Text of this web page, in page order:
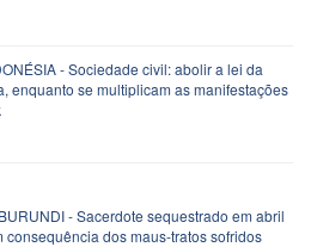
- Sociedade civil: abolir a lei da
enquanto se multiplicam as manifestações
- Sacerdote sequestrado em abril
consequência dos maus-tratos sofridos